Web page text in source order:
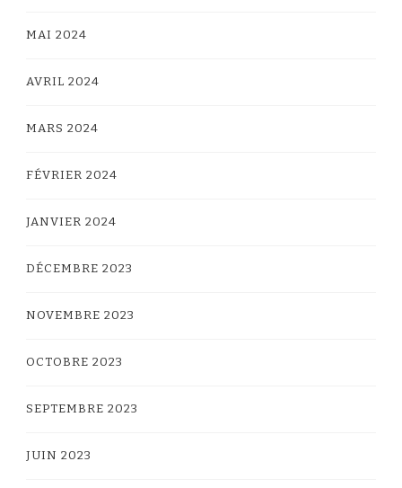
MAI 2024
AVRIL 2024
MARS 2024
FÉVRIER 2024
JANVIER 2024
DÉCEMBRE 2023
NOVEMBRE 2023
OCTOBRE 2023
SEPTEMBRE 2023
JUIN 2023